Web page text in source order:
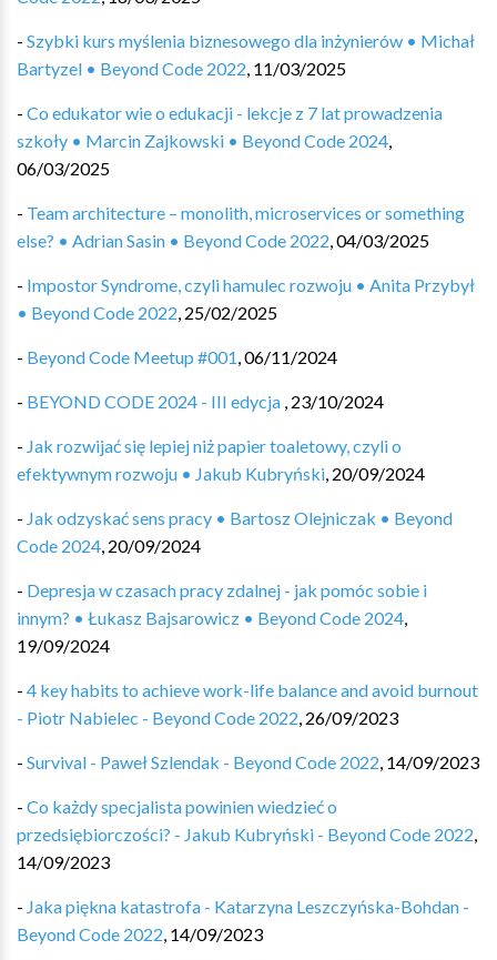
- Szybki kurs myślenia biznesowego dla inżynierów • Michał
Bartyzel • Beyond Code 2022, 11/03/2025
- Co edukator wie o edukacji - lekcje z 7 lat prowadzenia
szkoły • Marcin Zajkowski • Beyond Code 2024,
06/03/2025
- Team architecture – monolith, microservices or something
else? • Adrian Sasin • Beyond Code 2022,04/03/2025
- Impostor Syndrome, czyli hamulec rozwoju • Anita Przybył
• Beyond Code 2022, 25/02/2025
- Beyond Code Meetup #001,06/11/2024
- BEYOND CODE 2024 - III edycja ️ , 23/10/2024
- Jak rozwijać się lepiej niż papier toaletowy, czyli o
efektywnym rozwoju • Jakub Kubryński, 20/09/2024
- Jak odzyskać sens pracy • Bartosz Olejniczak • Beyond
Code 2024, 20/09/2024
- Depresja w czasach pracy zdalnej - jak pomóc sobie i
innym? • Łukasz Bajsarowicz • Beyond Code 2024,
19/09/2024
- 4 key habits to achieve work-life balance and avoid burnout
- Piotr Nabielec - Beyond Code 2022, 26/09/2023
- Survival - Paweł Szlendak - Beyond Code 2022, 14/09/2023
- Co każdy specjalista powinien wiedzieć o
przedsiębiorczości? - Jakub Kubryński - Beyond Code 2022,
14/09/2023
- Jaka piękna katastrofa - Katarzyna Leszczyńska-Bohdan -
Beyond Code 2022, 14/09/2023